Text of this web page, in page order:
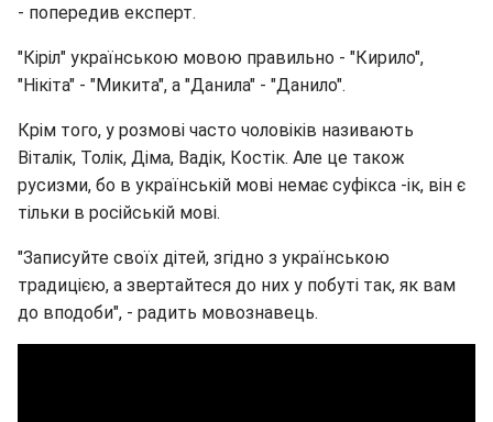
- попередив експерт.
"Кіріл" українською мовою правильно - "Кирило",
"Нікіта" - "Микита", а "Данила" - "Данило".
Крім того, у розмові часто чоловіків називають
Віталік, Толік, Діма, Вадік, Костік. Але це також
русизми, бо в українській мові немає суфікса -ік, він є
тільки в російській мові.
"Записуйте своїх дітей, згідно з українською
традицією, а звертайтеся до них у побуті так, як вам
до вподоби", - радить мовознавець.